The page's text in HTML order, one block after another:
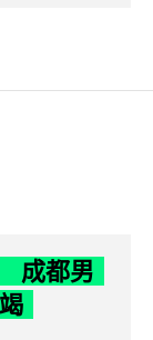
成都男